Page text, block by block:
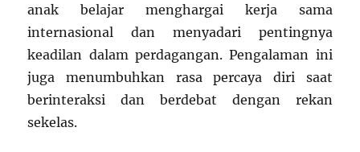
anak belajar menghargai kerja sama
internasional dan menyadari pentingnya
keadilan dalam perdagangan. Pengalaman ini
juga menumbuhkan rasa percaya diri saat
berinteraksi dan berdebat dengan rekan
sekelas.